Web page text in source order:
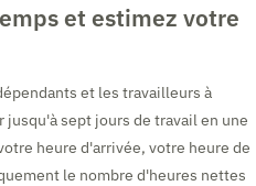
et estimez votre
et les travailleurs à
jusqu'à sept jours de travail en une
heure d'arrivée, votre heure de
le nombre d'heures nettes